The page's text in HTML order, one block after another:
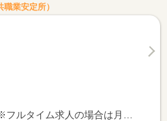
業安定所）
換算額）、パート求人の場合は時間額を表示しています。